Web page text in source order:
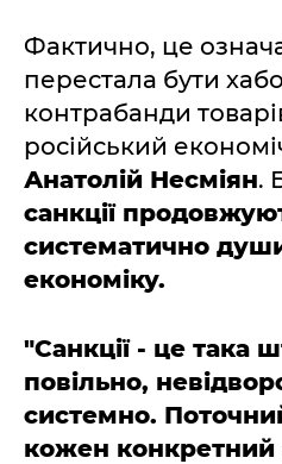
Фактично, це
перестала бути
контрабанди
російський
Анатолій Несміян.
санкції
систематично
економіку.
"Санкції - це така
повільно,
системно.
кожен